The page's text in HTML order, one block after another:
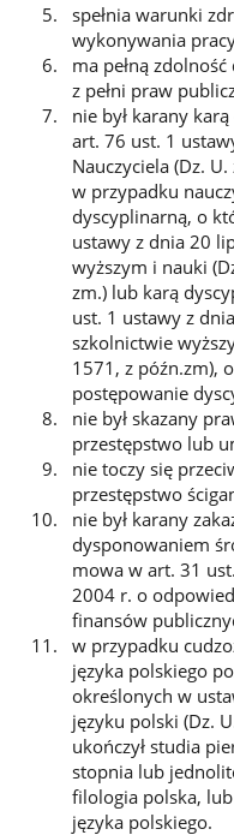
spełnia warunki
wykonywania
ma pełną
z pełni praw
nie był karany
art. 76 ust. 1
Nauczyciela (Dz.
w przypadku
dyscyplinarną, o
ustawy z dnia 20
wyższym i nauki
zm.) lub karą
ust. 1 ustawy z
szkolnictwie
1571, z późn.zm),
postępowanie
nie był skazany
przestępstwo lub
nie toczy się
przestępstwo
nie był karany
dysponowaniem
mowa w art. 31
2004 r. o
finansów
w przypadku
języka polskiego
określonych w
języku polski (Dz.
ukończył studia
stopnia lub
filologia polska, lub
języka polskiego.